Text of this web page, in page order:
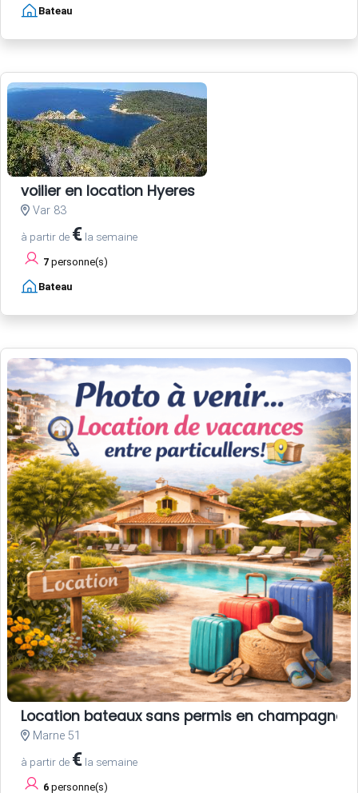
Bateau
voilier en location Hyeres
Var 83
à partir de € la semaine
7 personne(s)
Bateau
Location bateaux sans permis en champagne
Marne 51
à partir de € la semaine
6 personne(s)